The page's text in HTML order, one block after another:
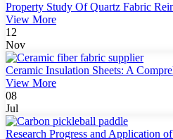
Property Study Of Quartz Fabric
View More
12
Nov
Ceramic Insulation Sheets: A
View More
08
Jul
Research Progress and Application